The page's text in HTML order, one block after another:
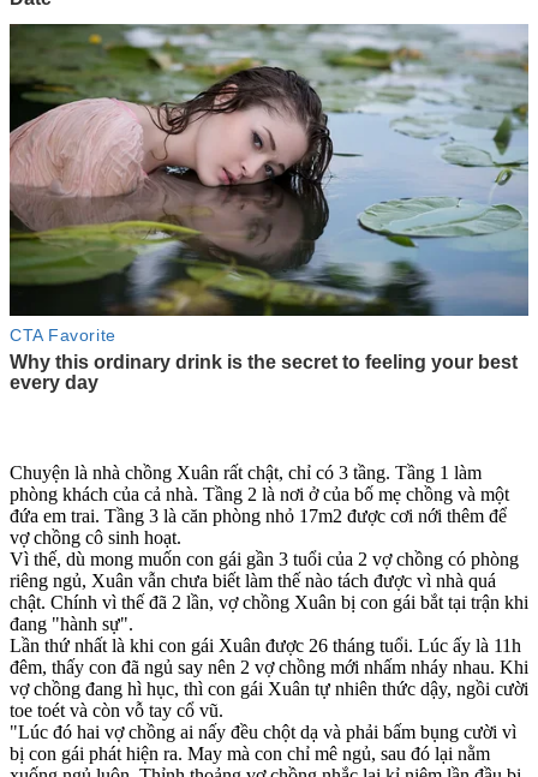
Chuyện là nhà chồng Xuân rất chật, chỉ có 3 tầng. Tầng 1 làm
phòng khách của cả nhà. Tầng 2 là nơi ở của bố mẹ chồng và một
đứa em trai. Tầng 3 là căn phòng nhỏ 17m2 được cơi nới thêm để
vợ chồng cô sinh hoạt.
Vì thế, dù mong muốn con gái gần 3 tuổi của 2 vợ chồng có phòng
riêng ngủ, Xuân vẫn chưa biết làm thế nào tách được vì nhà quá
chật. Chính vì thế đã 2 lần, vợ chồng Xuân bị con gái bắt tại trận khi
đang "hành sự".
Lần thứ nhất là khi con gái Xuân được 26 tháng tuổi. Lúc ấy là 11h
đêm, thấy con đã ngủ say nên 2 vợ chồng mới nhấm nháy nhau. Khi
vợ chồng đang hì hục, thì con gái Xuân tự nhiên thức dậy, ngồi cười
toe toét và còn vỗ tay cổ vũ.
"Lúc đó hai vợ chồng ai nấy đều chột dạ và phải bấm bụng cười vì
bị con gái phát hiện ra. May mà con chỉ mê ngủ, sau đó lại nằm